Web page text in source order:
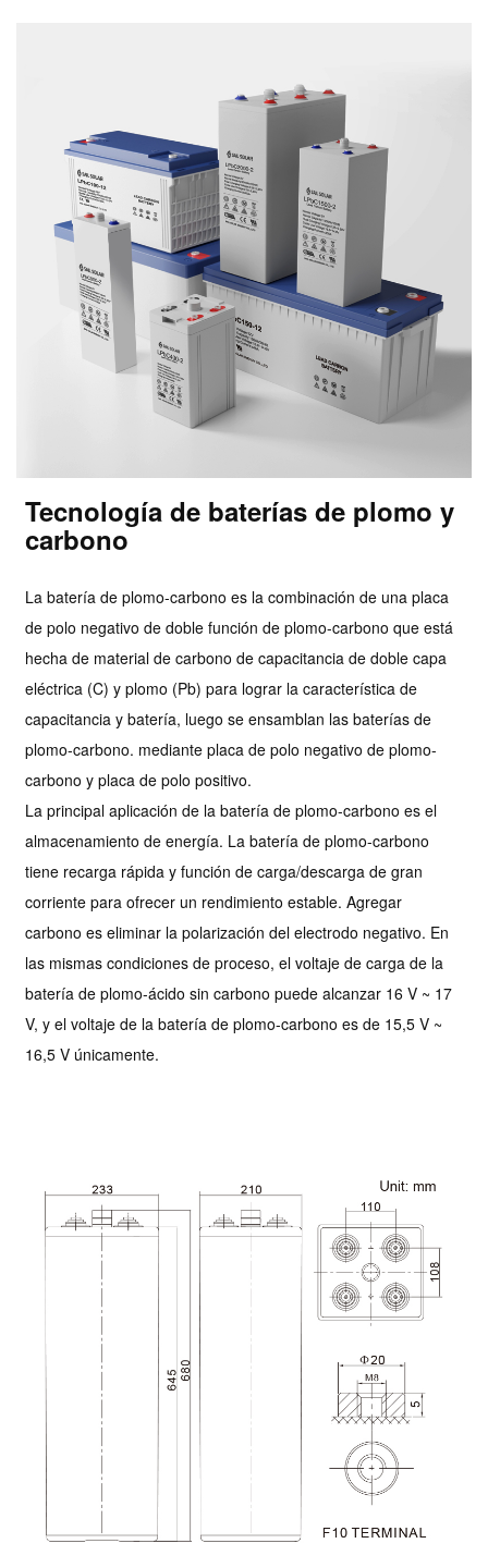
Tecnología de baterías de plomo y
carbono
La batería de plomo-carbono es la combinación de una placa
de polo negativo de doble función de plomo-carbono que está
hecha de material de carbono de capacitancia de doble capa
eléctrica (C) y plomo (Pb) para lograr la característica de
capacitancia y batería, luego se ensamblan las baterías de
plomo-carbono. mediante placa de polo negativo de plomo-
carbono y placa de polo positivo.
La principal aplicación de la batería de plomo-carbono es el
almacenamiento de energía. La batería de plomo-carbono
tiene recarga rápida y función de carga/descarga de gran
corriente para ofrecer un rendimiento estable. Agregar
carbono es eliminar la polarización del electrodo negativo. En
las mismas condiciones de proceso, el voltaje de carga de la
batería de plomo-ácido sin carbono puede alcanzar 16 V ~ 17
V, y el voltaje de la batería de plomo-carbono es de 15,5 V ~
16,5 V únicamente.